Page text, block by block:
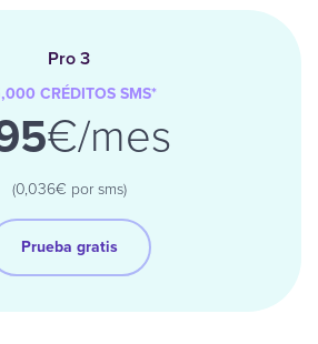
Pro 3
CRÉDITOS SMS*
€/mes
(0,036€ por sms)
Prueba gratis